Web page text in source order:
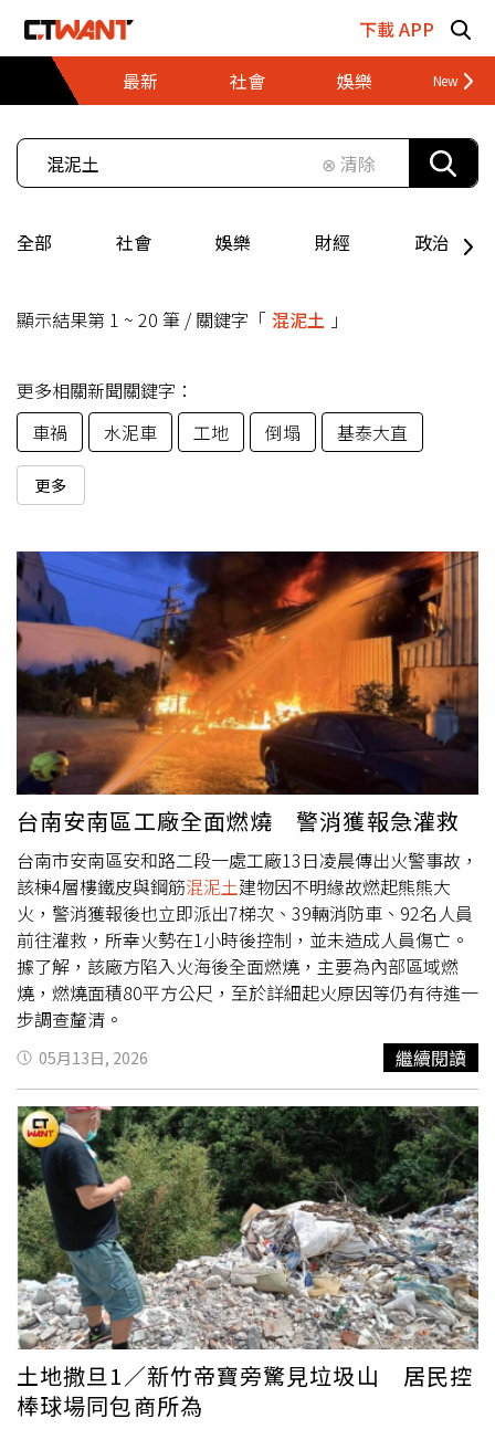
下載 APP
最新
社會 娛樂 財經
⊗ 清除
全部 社會 娛樂 財經 政治
顯示結果第 1 ~ 20 筆 / 關鍵字「 混泥土 」
更多相關新聞關鍵字：
車禍
水泥車 工地 倒塌 基泰大直
更多
台南安南區工廠全面燃燒 警消獲報急灌救
台南市安南區安和路二段一處工廠13日凌晨傳出火警事故，
該棟4層樓鐵皮與鋼筋混泥土建物因不明緣故燃起熊熊大
火，警消獲報後也立即派出7梯次、39輛消防車、92名人員
前往灌救，所幸火勢在1小時後控制，並未造成人員傷亡。
據了解，該廠方陷入火海後全面燃燒，主要為內部區域燃
燒，燃燒面積80平方公尺，至於詳細起火原因等仍有待進一
步調查釐清。
05月13日, 2026 繼續閱讀
土地撒旦1／新竹帝寶旁驚見垃圾山 居民控
棒球場同包商所為